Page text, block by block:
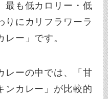
最も低カロリー・低
りにカリフラワーラ
ー」です。
レーの中では、「甘
ンカレー」が比較的